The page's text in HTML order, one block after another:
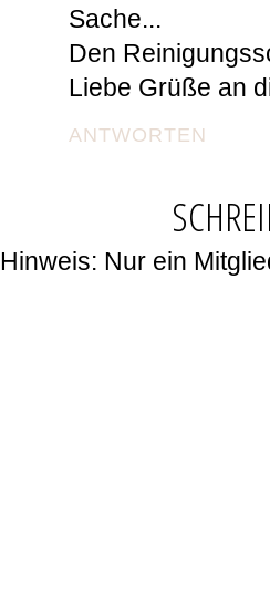
Sache...
Den
Liebe Grüße an
ANTWORTEN
Hinweis: Nur ein